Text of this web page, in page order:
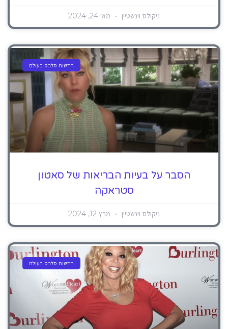
ניקולס וינשטיין מאי 24, 2024
חדשות סלבס בעולם
הסבר על בעיות הבריאות של סאטון
סטראקה
ניקולס וינשטיין מרץ 12, 2024
חדשות סלבס בעולם